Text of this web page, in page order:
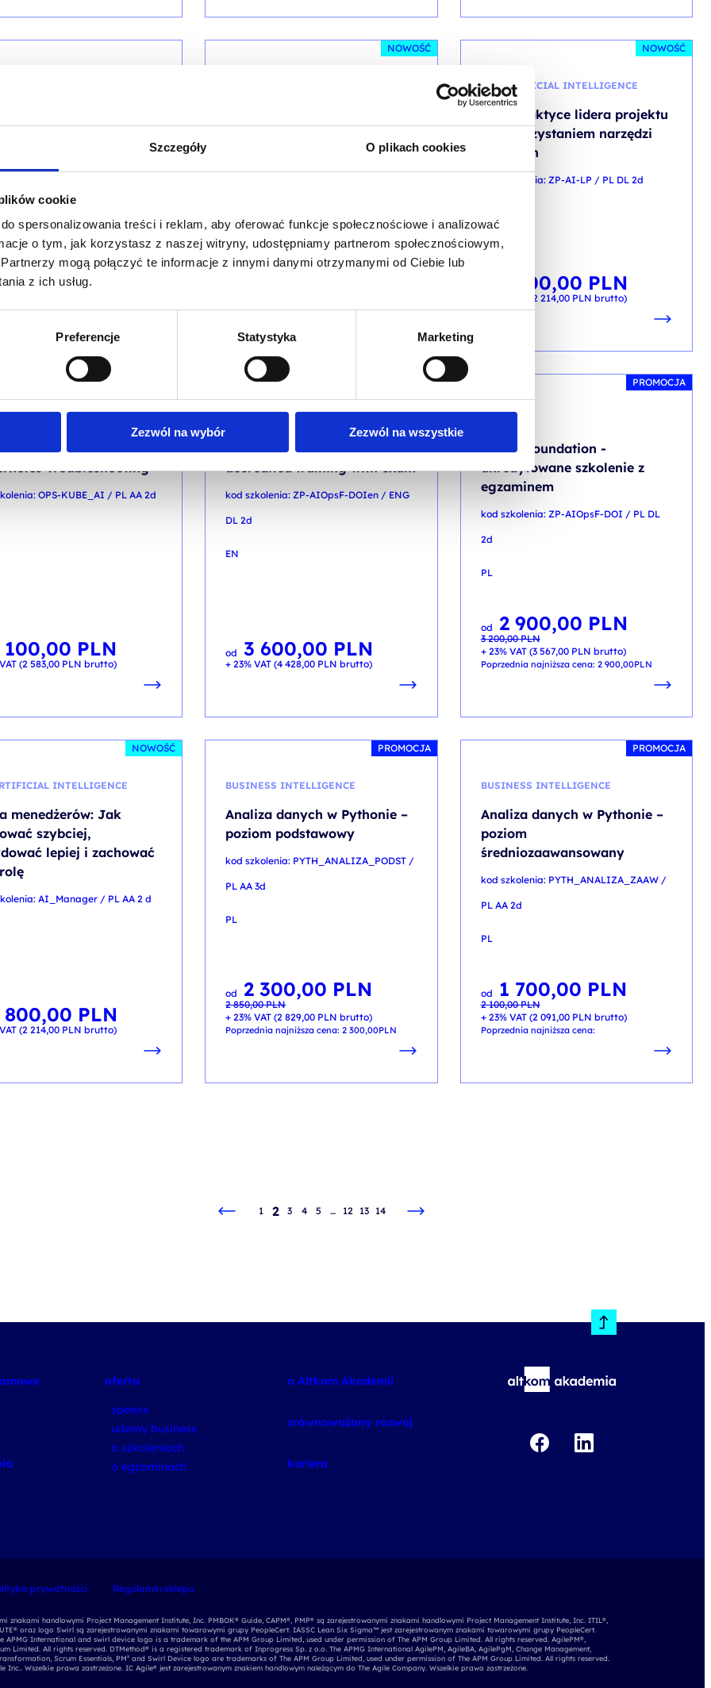
Szczegóły O plikach cookies
cookie
spersonalizowania treści i reklam, aby oferować funkcje społecznościowe i analizować
o tym, jak korzystasz z naszej witryny, udostępniamy partnerom społecznościowym,
mogą połączyć te informacje z innymi danymi otrzymanymi od Ciebie lub
z ich usług.
Preferencje Statystyka Marketing
Zezwól na wybór Zezwól na wszystkie
AI_FIRMA / PL AA 2d
200,00PLN
NOWOŚĆ
skutecznego prowadzenia
zespołu przez zmianę
PL
NOWOŚĆ
AI - ARTIFICIAL INTELLIGENCE
AI w praktyce lidera projektu
z wykorzystaniem narzędzi
Atlassian
kod szkolenia: ZP-AI-LP / PL DL 2d
1 800,00 PLN
2 214,00 PLN brutto)
& AI-Powered
Troubleshooting
OPS-KUBE_AI / PL AA 2d
100,00 PLN
(2 583,00 PLN brutto)
AIOps Foundation -
accredited training with exam
kod szkolenia: ZP-AIOpsF-DOIen / ENG
DL 2d
EN
od 3 600,00 PLN
+ 23% VAT (4 428,00 PLN brutto)
PROMOCJA
AIOps Foundation -
akredytowane szkolenie z
egzaminem
kod szkolenia: ZP-AIOpsF-DOI / PL DL
2d
PL
od
3 200,00PLN
Pierwotna
cena
wynosiła:
3 200,00 PLN.
2 900,00 PLN
Aktualna
cena
wynosi:
2 900,00 PLN.
+ 23% VAT (3 567,00 PLN brutto)
Poprzednia najniższa cena: 2 900,00PLN
NOWOŚĆ
INTELLIGENCE
menedżerów: Jak
szybciej,
lepiej i zachować
AI_Manager / PL AA 2 d
800,00 PLN
(2 214,00 PLN brutto)
PROMOCJA
BUSINESS INTELLIGENCE
Analiza danych w Pythonie –
poziom podstawowy
kod szkolenia: PYTH_ANALIZA_PODST /
PL AA 3d
PL
od
2 850,00PLN
Pierwotna
cena
wynosiła:
2 850,00 PLN.
2 300,00 PLN
Aktualna
cena
wynosi:
2 300,00 PLN.
+ 23% VAT (2 829,00 PLN brutto)
Poprzednia najniższa cena:2 300,00PLN
PROMOCJA
BUSINESS INTELLIGENCE
Analiza danych w Pythonie –
poziom
średniozaawansowany
kod szkolenia: PYTH_ANALIZA_ZAAW /
PL AA 2d
PL
od
2 100,00PLN
Pierwotna
cena
wynosiła:
2 100,00 PLN.
1 700,00 PLN
Aktualna
cena
wynosi:
1 700,00 PLN.
+ 23% VAT (2 091,00 PLN brutto)
Poprzednia najniższa cena:
1 2 3 4 5 … 12 13 14
oferta
speexx
udemy business
o szkoleniach
o egzaminach
o Altkom Akademii
zrównoważony rozwój
kariera
prywatności Regulamin sklepu
znakami handlowymi Project Management Institute, Inc. PMBOK® Guide, CAPM®, PMP® są zarejestrowanymi znakami handlowymi Project Management Institute, Inc. ITIL®,
oraz logo Swirl są zarejestrowanymi znakami towarowymi grupy PeopleCert. IASSC Lean Six Sigma™ jest zarejestrowanym znakami towarowymi grupy PeopleCert.
APMG International and swirl device logo is a trademark of the APM Group Limited, used under permission of The APM Group Limited. All rights reserved. AgilePM®,
Limited. All rights reserved. DTMethod® is a registered trademark of Inprogress Sp. z o.o. The APMG International AgilePM, AgileBA, AgilePgM, Change Management,
Scrum Essentials, PM² and Swirl Device logo are trademarks of The APM Group Limited, used under permission of The APM Group Limited. All rights reserved.
Wszelkie prawa zastrzeżone. IC Agile® jest zarejestrowanym znakiem handlowym należącym do The Agile Company. Wszelkie prawa zastrzeżone.